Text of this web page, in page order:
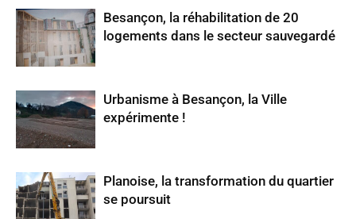
Besançon, la réhabilitation de 20
logements dans le secteur sauvegardé
Urbanisme à Besançon, la Ville
expérimente !
Planoise, la transformation du quartier
se poursuit